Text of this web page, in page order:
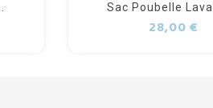
Sac Poubelle
28,00 €